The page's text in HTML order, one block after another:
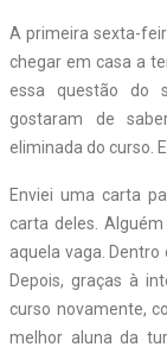
A primeira sexta-
chegar em casa a
essa questão do
gostaram de
eliminada do curso.
Enviei uma carta
carta deles.
aquela vaga. Dentro
Depois, graças à
curso novamente,
melhor aluna da